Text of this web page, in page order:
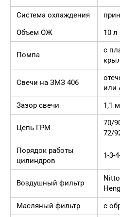
Система охлаждения
Объем ОЖ
10 л
Помпа
с
Свечи на ЗМЗ 406
или
Зазор свечи
1,1
Цепь ГРМ
70/
72/
Порядок работы
цилиндров
1-3-
Воздушный фильтр
Масляный фильтр
с